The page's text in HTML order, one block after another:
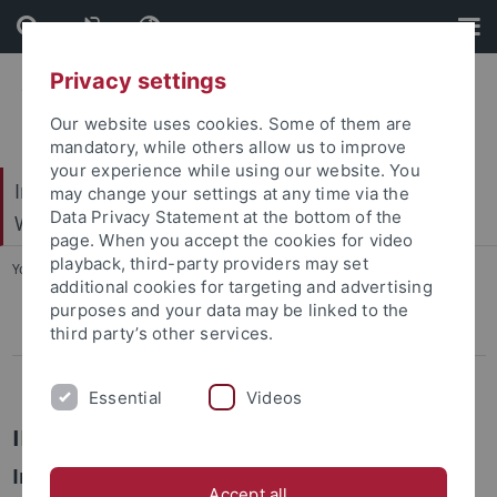
Skip
to
content
Skip
to
footer
Internationales Zentrum für Ethik in den
Wissenschaften (IZEW)
You are here: Startseite ... INTEGRAM
Pressemitteilungen
INTEGRAM
Integrierte Forschung: Eine kritische Analyse
Privacy settings
Our website uses cookies. Some of them are
mandatory, while others allow us to improve
your experience while using our website. You
may change your settings at any time via the
Data Privacy Statement at the bottom of the
page. When you accept the cookies for video
playback, third-party providers may set
additional cookies for targeting and advertising
purposes and your data may be linked to the
third party’s other services.
Essential Videos